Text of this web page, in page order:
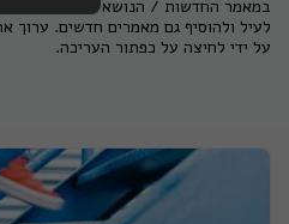
במאמר החדשות / הנושא שלך. אתה
לעיל ולהוסיף גם מאמרים חדשים. ערוך
על ידי לחיצה על כפתור העריכה.